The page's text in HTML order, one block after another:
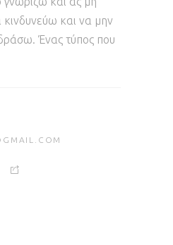
κινδυνεύω και να μην
Ένας τύπος που